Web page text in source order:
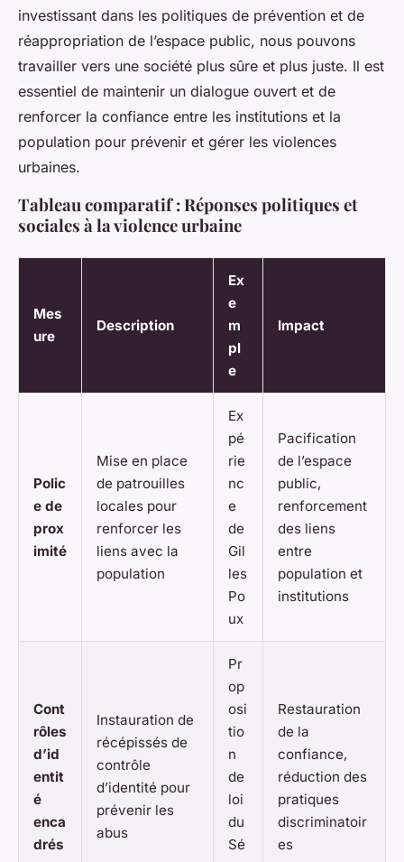
investissant dans les politiques de prévention et de
réappropriation de l’espace public, nous pouvons
travailler vers une société plus sûre et plus juste. Il est
essentiel de maintenir un dialogue ouvert et de
renforcer la confiance entre les institutions et la
population pour prévenir et gérer les violences
urbaines.
Tableau comparatif : Réponses politiques et
sociales à la violence urbaine
Mes
ure
Description
Ex
e
m
pl
e
Impact
Polic
e de
prox
imité
Mise en place
de patrouilles
locales pour
renforcer les
liens avec la
population
Ex
pé
rie
nc
e
de
Gil
les
Po
ux
Pacification
de l’espace
public,
renforcement
des liens
entre
population et
institutions
Cont
rôles
d’id
entit
é
enca
drés
Instauration de
récépissés de
contrôle
d’identité pour
prévenir les
abus
Pr
op
osi
tio
n
de
loi
du
Sé
Restauration
de la
confiance,
réduction des
pratiques
discriminatoir
es